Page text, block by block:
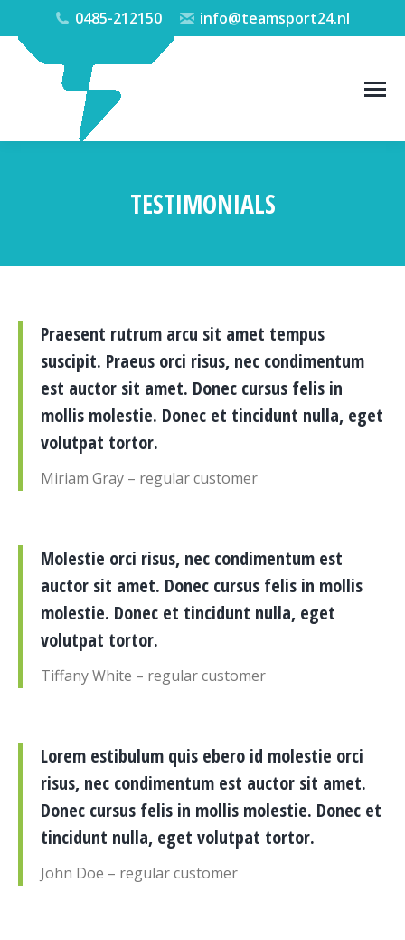
0485-212150 info@teamsport24.nl
TESTIMONIALS
Praesent rutrum arcu sit amet tempus
suscipit. Praeus orci risus, nec condimentum
est auctor sit amet. Donec cursus felis in
mollis molestie. Donec et tincidunt nulla, eget
volutpat tortor.
Miriam Gray – regular customer
Molestie orci risus, nec condimentum est
auctor sit amet. Donec cursus felis in mollis
molestie. Donec et tincidunt nulla, eget
volutpat tortor.
Tiffany White – regular customer
Lorem estibulum quis ebero id molestie orci
risus, nec condimentum est auctor sit amet.
Donec cursus felis in mollis molestie. Donec et
tincidunt nulla, eget volutpat tortor.
John Doe – regular customer